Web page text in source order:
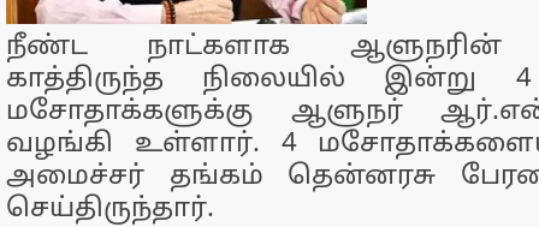
நீண்ட நாட்களாக ஆளுநரின்
காத்திருந்த நிலையில் இன்று
மசோதாக்களுக்கு ஆளுநர்
வழங்கி உள்ளார். 4
அமைச்சர் தங்கம் தென்னரசு
செய்திருந்தார்.